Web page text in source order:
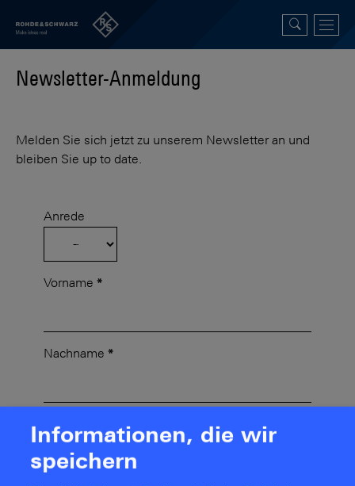
Newsletter-Anmeldung
Melden Sie sich jetzt zu unserem Newsletter an und
bleiben Sie up to date.
Anrede
Vorname *
Nachname *
E-Mail-Adresse
Informationen, die wir
speichern